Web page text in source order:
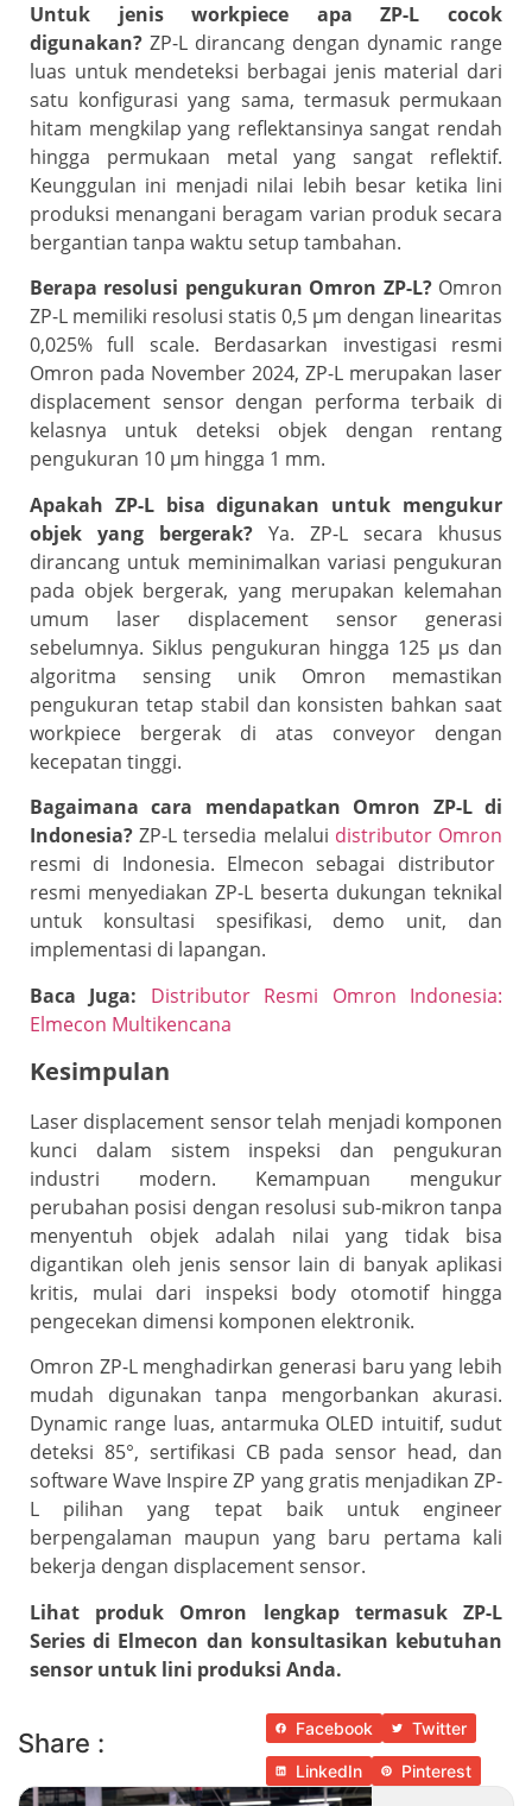
Untuk jenis workpiece apa ZP-L cocok
digunakan? ZP-L dirancang dengan dynamic range
luas untuk mendeteksi berbagai jenis material dari
satu konfigurasi yang sama, termasuk permukaan
hitam mengkilap yang reflektansinya sangat rendah
hingga permukaan metal yang sangat reflektif.
Keunggulan ini menjadi nilai lebih besar ketika lini
produksi menangani beragam varian produk secara
bergantian tanpa waktu setup tambahan.
Berapa resolusi pengukuran Omron ZP-L?Omron
ZP-L memiliki resolusi statis 0,5 μm dengan linearitas
0,025% full scale. Berdasarkan investigasi resmi
Omron pada November 2024, ZP-L merupakan laser
displacement sensor dengan performa terbaik di
kelasnya untuk deteksi objek dengan rentang
pengukuran 10 μm hingga 1 mm.
Apakah ZP-L bisa digunakan untuk mengukur
objek yang bergerak? Ya. ZP-L secara khusus
dirancang untuk meminimalkan variasi pengukuran
pada objek bergerak, yang merupakan kelemahan
umum laser displacement sensor generasi
sebelumnya. Siklus pengukuran hingga 125 μs dan
algoritma sensing unik Omron memastikan
pengukuran tetap stabil dan konsisten bahkan saat
workpiece bergerak di atas conveyor dengan
kecepatan tinggi.
Bagaimana cara mendapatkan Omron ZP-L di
Indonesia? ZP-L tersedia melalui distributor Omron
resmi di Indonesia. Elmecon sebagai distributor
resmi menyediakan ZP-L beserta dukungan teknikal
untuk konsultasi spesifikasi, demo unit, dan
implementasi di lapangan.
Baca Juga:
Distributor Resmi Omron Indonesia:
Elmecon Multikencana
Kesimpulan
Laser displacement sensor telah menjadi komponen
kunci dalam sistem inspeksi dan pengukuran
industri modern. Kemampuan mengukur
perubahan posisi dengan resolusi sub-mikron tanpa
menyentuh objek adalah nilai yang tidak bisa
digantikan oleh jenis sensor lain di banyak aplikasi
kritis, mulai dari inspeksi body otomotif hingga
pengecekan dimensi komponen elektronik.
Omron ZP-L menghadirkan generasi baru yang lebih
mudah digunakan tanpa mengorbankan akurasi.
Dynamic range luas, antarmuka OLED intuitif, sudut
deteksi 85°, sertifikasi CB pada sensor head, dan
software Wave Inspire ZP yang gratis menjadikan ZP-
L pilihan yang tepat baik untuk engineer
berpengalaman maupun yang baru pertama kali
bekerja dengan displacement sensor.
Lihat produk Omron lengkap termasuk ZP-L
Series di Elmecon dan konsultasikan kebutuhan
sensor untuk lini produksi Anda.
Share : Facebook Twitter
LinkedIn Pinterest